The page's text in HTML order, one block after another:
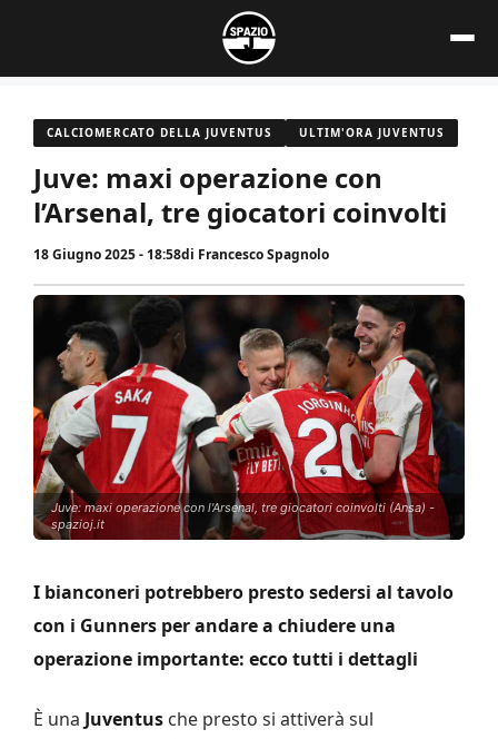
contenuto
CALCIOMERCATO DELLA JUVENTUS ULTIM'ORA JUVENTUS
Juve: maxi operazione con
l’Arsenal, tre giocatori coinvolti
18 Giugno 2025 - 18:58di Francesco Spagnolo
Juve: maxi operazione con l'Arsenal, tre giocatori coinvolti (Ansa) -
spazioj.it
I bianconeri potrebbero presto sedersi al tavolo
con i Gunners per andare a chiudere una
operazione importante: ecco tutti i dettagli
È una Juventus che presto si attiverà sul